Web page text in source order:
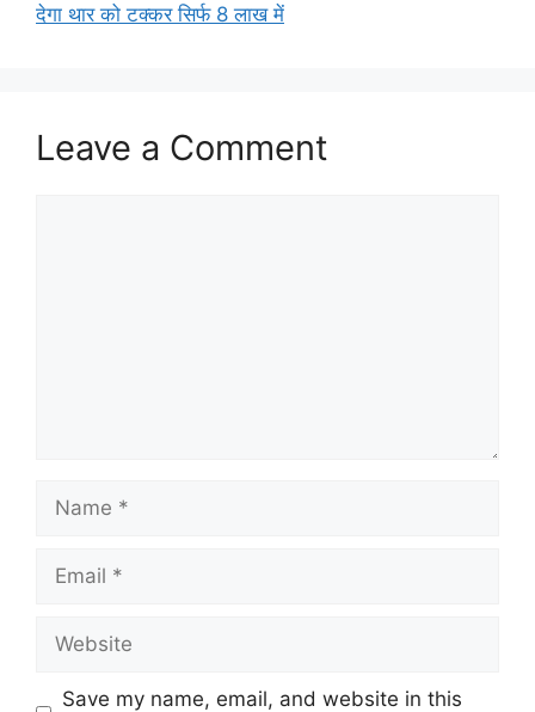
देगा थार को टक्कर सिर्फ 8 लाख में
Leave a Comment
Save my name, email, and website in this